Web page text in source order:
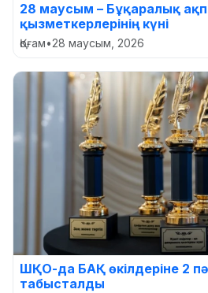
28 маусым – Бұқаралық
қызметкерлерінің күні
Қоғам•28 маусым, 2026
ШҚО-да БАҚ өкілдеріне 2
табысталды